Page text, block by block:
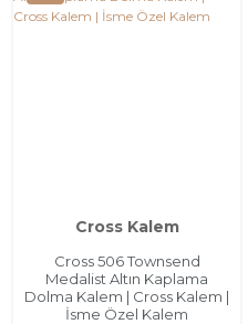
Cross Kalem
Cross 506 Townsend
Medalist Altın Kaplama
Dolma Kalem | Cross Kalem |
İsme Özel Kalem